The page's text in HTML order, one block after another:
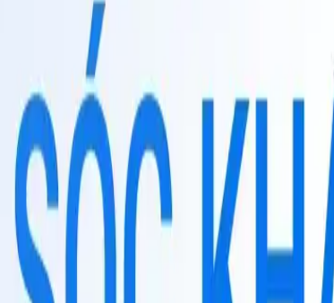
AI.
trình
tiềm năng Tự động hóa tiếp thị
Tự động hóa Email